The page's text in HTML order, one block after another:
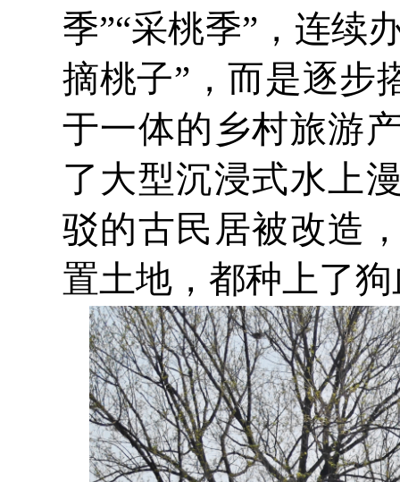
季”“采桃季”，连续
摘桃子”，而是逐步
于一体的乡村旅游
了大型沉浸式水上
驳的古民居被改造
置土地，都种上了